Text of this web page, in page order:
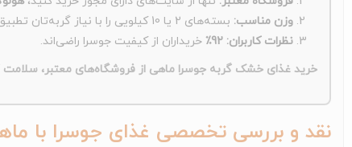
وزن مناسب: بسته‌های 2 یا 10 کیلویی را با نیاز گربه‌تان تطبیق دهید.
نظرات کاربران: 92٪ خریداران از کیفیت جوسرا راضی‌اند.
خرید غذای خشک گربه جوسرا ماهی از فروشگاه‌های معتبر،
نقد و بررسی تخصصی غذای جوسرا با